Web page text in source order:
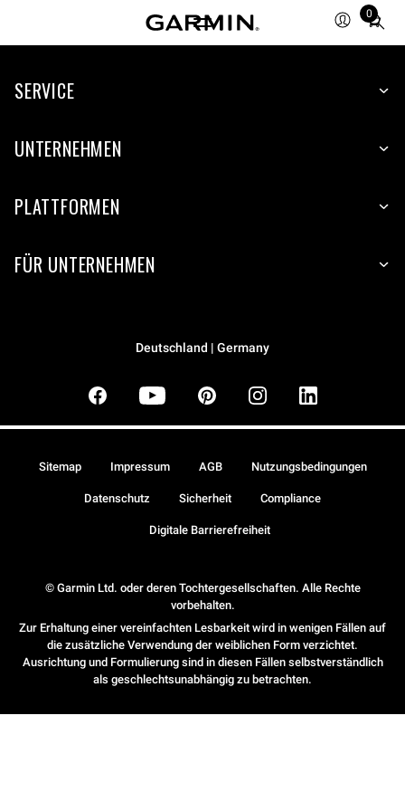
0
Total
items
cart:
SERVICE
UNTERNEHMEN
PLATTFORMEN
FÜR UNTERNEHMEN
Deutschland | Germany
© Garmin Ltd. oder deren Tochtergesellschaften. Alle Rechte
vorbehalten.
Zur Erhaltung einer vereinfachten Lesbarkeit wird in wenigen Fällen auf
die zusätzliche Verwendung der weiblichen Form verzichtet.
Ausrichtung und Formulierung sind in diesen Fällen selbstverständlich
als geschlechtsunabhängig zu betrachten.
Sitemap Impressum AGB Nutzungsbedingungen
Datenschutz Sicherheit Compliance
Digitale Barrierefreiheit